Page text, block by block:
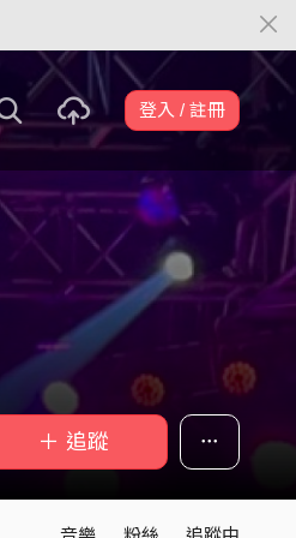
登入 / 註冊
＋ 追蹤